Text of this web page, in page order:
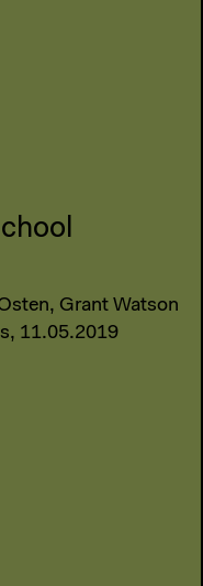
Grant Watson
11.05.2019